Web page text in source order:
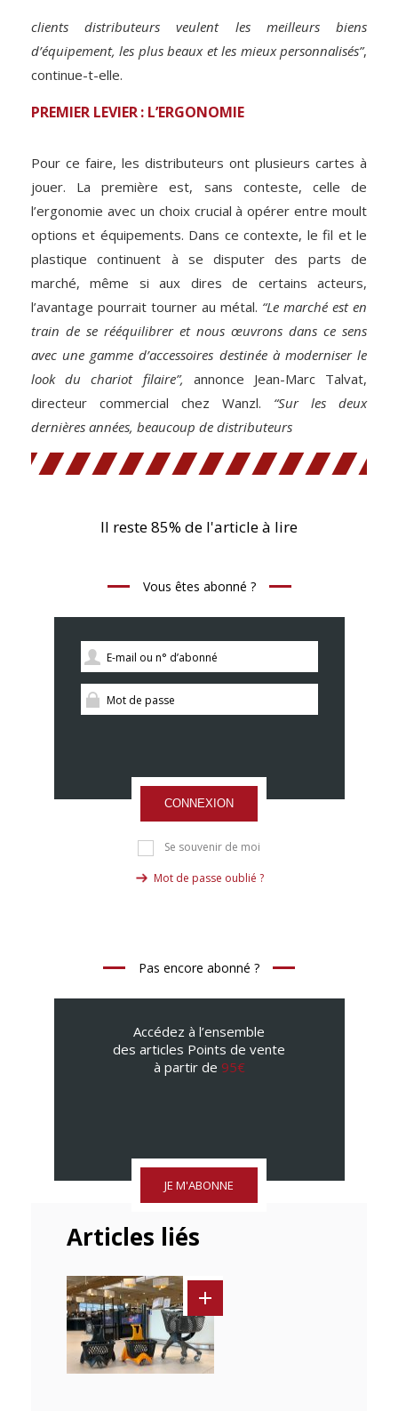
clients distributeurs veulent les meilleurs biens
d’équipement, les plus beaux et les mieux personnalisés”,
continue-t-elle.
PREMIER LEVIER : L’ERGONOMIE
Pour ce faire, les distributeurs ont plusieurs cartes à
jouer. La première est, sans conteste, celle de
l’ergonomie avec un choix crucial à opérer entre moult
options et équipements. Dans ce contexte, le fil et le
plastique continuent à se disputer des parts de
marché, même si aux dires de certains acteurs,
l’avantage pourrait tourner au métal. “Le marché est en
train de se rééquilibrer et nous œuvrons dans ce sens
avec une gamme d’accessoires destinée à moderniser le
look du chariot filaire”, annonce Jean-Marc Talvat,
directeur commercial chez Wanzl. “Sur les deux
dernières années, beaucoup de distributeurs
Il reste 85% de l'article à lire
Vous êtes abonné ?
CONNEXION
Se souvenir de moi
Mot de passe oublié ?
Pas encore abonné ?
Accédez à l’ensemble
des articles Points de vente
à partir de 95€
JE M'ABONNE
Articles liés